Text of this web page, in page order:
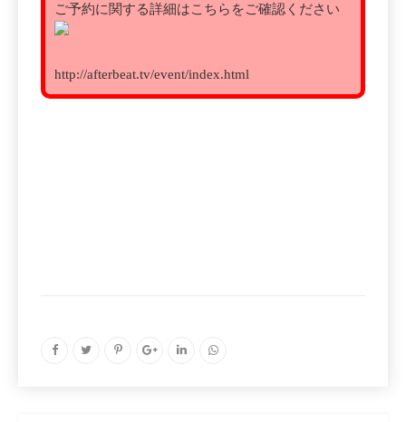
ご予約に関する詳細はこちらをご確認ください
http://afterbeat.tv/event/index.html